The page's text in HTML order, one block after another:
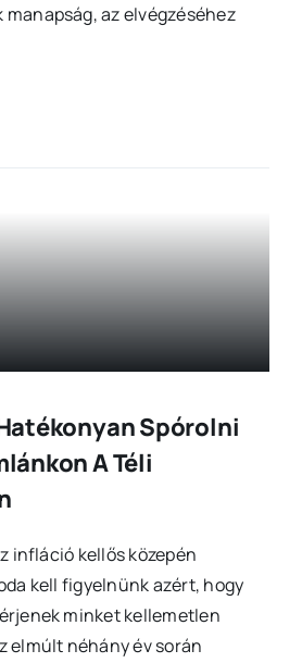
manapság, az elvégzéséhez
Spórolni
A Téli
infláció kellős közepén
kell figyelnünk azért, hogy
minket kellemetlen
elmúlt néhány év során